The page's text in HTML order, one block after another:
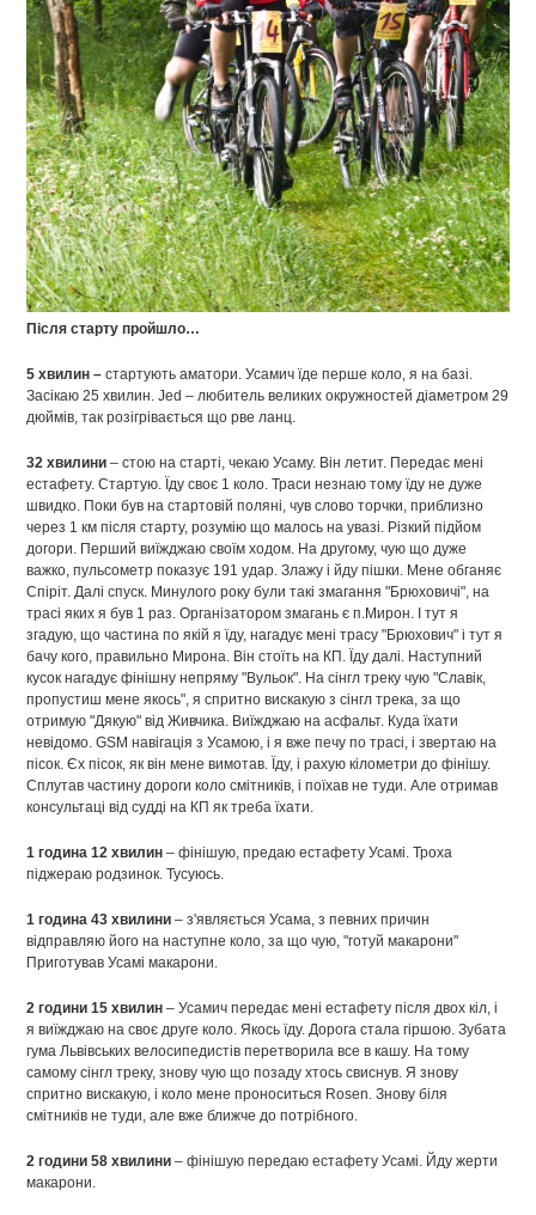
Після старту пройшло…
5 хвилин –стартують аматори. Усамич їде перше коло, я на базі.
Засікаю 25 хвилин. Jed – любитель великих окружностей діаметром 29
дюймів, так розігрівається що рве ланц.
32 хвилини – стою на старті, чекаю Усаму. Він летит. Передає мені
естафету. Стартую. Їду своє 1 коло. Траси незнаю тому їду не дуже
швидко. Поки був на стартовій поляні, чув слово торчки, приблизно
через 1 км після старту, розумію що малось на увазі. Різкий підйом
догори. Перший виїжджаю своїм ходом. На другому, чую що дуже
важко, пульсометр показує 191 удар. Злажу і йду пішки. Мене обганяє
Спіріт. Далі спуск. Минулого року були такі змагання "Брюховичі", на
трасі яких я був 1 раз. Організатором змагань є п.Мирон. І тут я
згадую, що частина по якій я їду, нагадує мені трасу "Брюхович" і тут я
бачу кого, правильно Мирона. Він стоїть на КП. Їду далі. Наступний
кусок нагадує фінішну непряму "Вульок". На сінгл треку чую "Славік,
пропустиш мене якось", я спритно вискакую з сінгл трека, за що
отримую "Дякую" від Живчика. Виїжджаю на асфальт. Куда їхати
невідомо. GSM навігація з Усамою, і я вже печу по трасі, і звертаю на
пісок. Єх пісок, як він мене вимотав. Їду, і рахую кілометри до фінішу.
Сплутав частину дороги коло смітників, і поїхав не туди. Але отримав
консультаці від судді на КП як треба їхати.
1 година 12 хвилин – фінішую, предаю естафету Усамі. Троха
піджераю родзинок. Тусуюсь.
1 година 43 хвилини – з'являється Усама, з певних причин
відправляю його на наступне коло, за що чую, "готуй макарони"
Приготував Усамі макарони.
2 години 15 хвилин – Усамич передає мені естафету після двох кіл, і
я виїжджаю на своє друге коло. Якось їду. Дорога стала гіршою. Зубата
гума Львівських велосипедистів перетворила все в кашу. На тому
самому сінгл треку, знову чую що позаду хтось свиснув. Я знову
спритно вискакую, і коло мене проноситься Rosen. Знову біля
смітників не туди, але вже ближче до потрібного.
2 години 58 хвилини – фінішую передаю естафету Усамі. Йду жерти
макарони.